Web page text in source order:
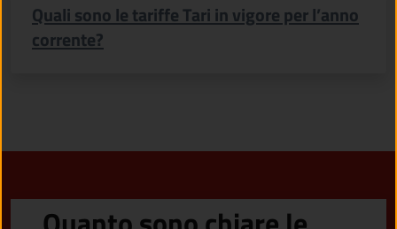
Quali sono le tariffe Tari in vigore per l’anno
corrente?